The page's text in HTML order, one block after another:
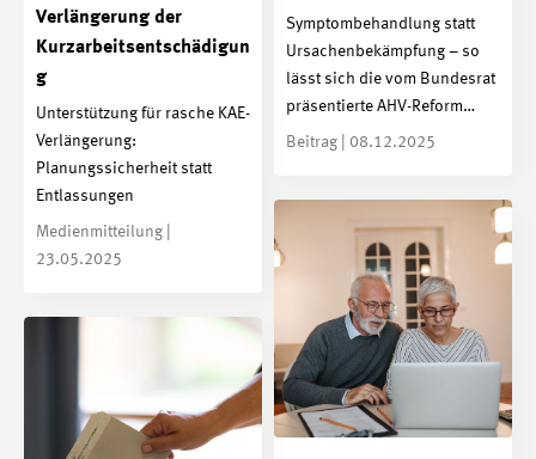
Symptombehandlung statt
Ursachenbekämpfung – so
lässt sich die vom Bundesrat
präsentierte AHV-Reform…
Beitrag | 08.12.2025
Verlängerung der
Kurzarbeitsentschädigun
g
Unterstützung für rasche KAE-
Verlängerung:
Planungssicherheit statt
Entlassungen
Medienmitteilung |
23.05.2025